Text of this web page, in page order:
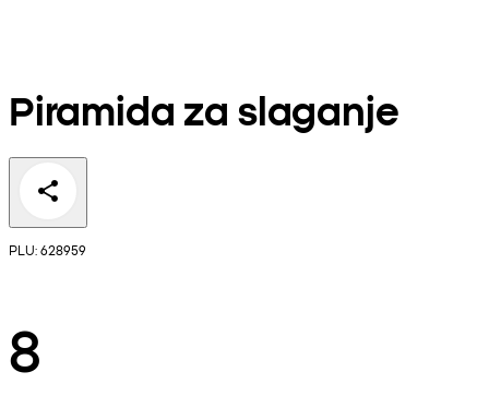
Piramida za slaganje
PLU: 628959
8